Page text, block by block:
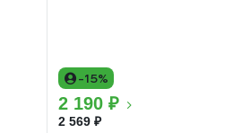
-15%
2 190 ₽
2 569 ₽